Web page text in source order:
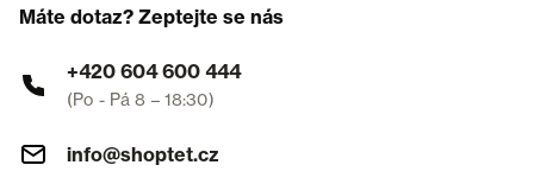
Máte dotaz? Zeptejte se nás
+420 604 600 444
(Po - Pá 8 – 18:30)
info@shoptet.cz